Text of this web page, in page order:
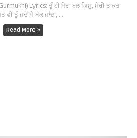
Lyrics: ਤੂੰ ਹੀ ਮੇਰਾ ਬਲ ਯਿਸੂ, ਮੇਰੀ ਤਾਕਤ
ਵੀ ਤੂੰ ਜਦੋਂ ਮੈਂ ਥੱਕ ਜਾਂਦਾ, ...
Read More »